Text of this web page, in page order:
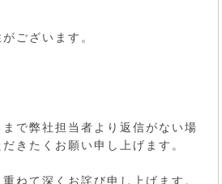
ございます。
で弊社担当者より返信がない場
きたくお願い申し上げます。
ねて深くお詫び申し上げます。